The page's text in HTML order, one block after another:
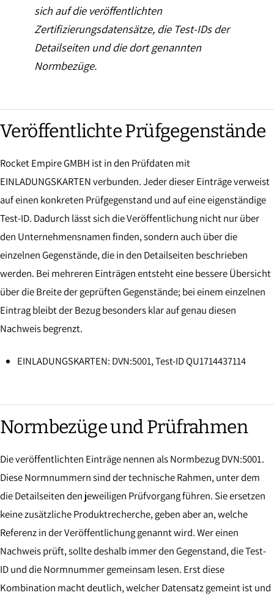
sich auf die veröffentlichten
Zertifizierungsdatensätze, die Test-IDs der
Detailseiten und die dort genannten
Normbezüge.
Veröffentlichte Prüfgegenstände
Rocket Empire GMBH ist in den Prüfdaten mit
EINLADUNGSKARTEN verbunden. Jeder dieser Einträge verweist
auf einen konkreten Prüfgegenstand und auf eine eigenständige
Test-ID. Dadurch lässt sich die Veröffentlichung nicht nur über
den Unternehmensnamen finden, sondern auch über die
einzelnen Gegenstände, die in den Detailseiten beschrieben
werden. Bei mehreren Einträgen entsteht eine bessere Übersicht
über die Breite der geprüften Gegenstände; bei einem einzelnen
Eintrag bleibt der Bezug besonders klar auf genau diesen
Nachweis begrenzt.
EINLADUNGSKARTEN: DVN:5001, Test-ID QU1714437114
Normbezüge und Prüfrahmen
Die veröffentlichten Einträge nennen als Normbezug DVN:5001.
Diese Normnummern sind der technische Rahmen, unter dem
die Detailseiten den jeweiligen Prüfvorgang führen. Sie ersetzen
keine zusätzliche Produktrecherche, geben aber an, welche
Referenz in der Veröffentlichung genannt wird. Wer einen
Nachweis prüft, sollte deshalb immer den Gegenstand, die Test-
ID und die Normnummer gemeinsam lesen. Erst diese
Kombination macht deutlich, welcher Datensatz gemeint ist und